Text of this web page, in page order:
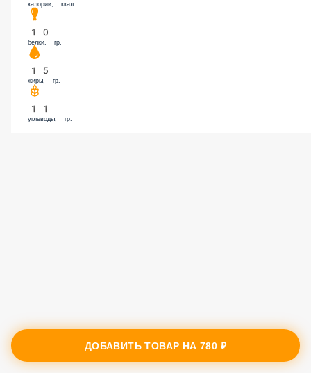
калории, ккал.
10
белки, гр.
15
жиры, гр.
11
углеводы, гр.
ДОБАВИТЬ ТОВАР НА780 ₽